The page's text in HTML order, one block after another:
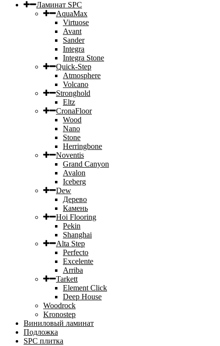
Ламинат SPC
AquaMax
Virtuose
Avant
Sander
Integra
Integra Stone
Quick-Step
Atmosphere
Volcano
Stronghold
Eltz
CronaFloor
Wood
Nano
Stone
Herringbone
Noventis
Grand Canyon
Avalon
Iceberg
Dew
Дерево
Камень
Hoi Flooring
Pekin
Shanghai
Alta Step
Perfecto
Excelente
Arriba
Tarkett
Element Click
Deep House
Woodrock
Kronostep
Виниловый ламинат
Подложка
SPC плитка